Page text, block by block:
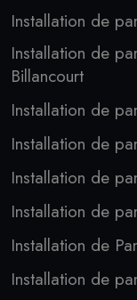
Installation de
Installation de
Billancourt
Installation de
Installation de
Installation de
Installation de
Installation de
Installation de